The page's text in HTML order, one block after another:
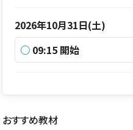
2026年10月31日(土)
○ 09:15 開始
おすすめ教材